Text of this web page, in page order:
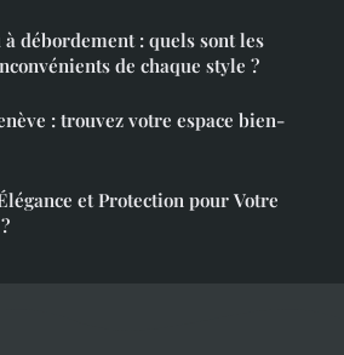
débordement : quels sont les
de chaque style ?
: trouvez votre espace bien-
et Protection pour Votre